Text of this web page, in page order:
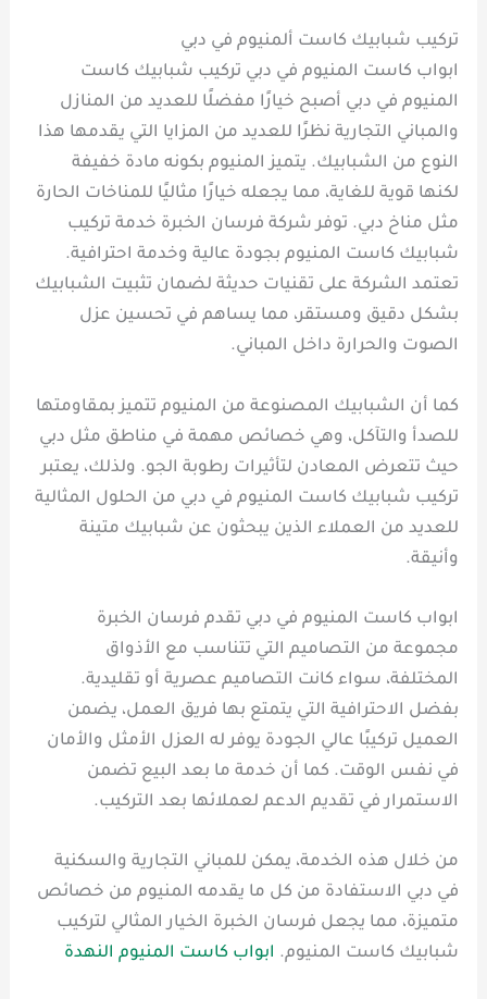
تركيب شبابيك كاست ألمنيوم في دبي
ابواب كاست المنيوم في دبي تركيب شبابيك كاست
المنيوم في دبي أصبح خيارًا مفضلًا للعديد من المنازل
والمباني التجارية نظرًا للعديد من المزايا التي يقدمها هذا
النوع من الشبابيك. يتميز المنيوم بكونه مادة خفيفة
لكنها قوية للغاية، مما يجعله خيارًا مثاليًا للمناخات الحارة
مثل مناخ دبي. توفر شركة فرسان الخبرة خدمة تركيب
شبابيك كاست المنيوم بجودة عالية وخدمة احترافية.
تعتمد الشركة على تقنيات حديثة لضمان تثبيت الشبابيك
بشكل دقيق ومستقر، مما يساهم في تحسين عزل
الصوت والحرارة داخل المباني.
كما أن الشبابيك المصنوعة من المنيوم تتميز بمقاومتها
للصدأ والتآكل، وهي خصائص مهمة في مناطق مثل دبي
حيث تتعرض المعادن لتأثيرات رطوبة الجو. ولذلك، يعتبر
تركيب شبابيك كاست المنيوم في دبي من الحلول المثالية
للعديد من العملاء الذين يبحثون عن شبابيك متينة
وأنيقة.
ابواب كاست المنيوم في دبي تقدم فرسان الخبرة
مجموعة من التصاميم التي تتناسب مع الأذواق
المختلفة، سواء كانت التصاميم عصرية أو تقليدية.
بفضل الاحترافية التي يتمتع بها فريق العمل، يضمن
العميل تركيبًا عالي الجودة يوفر له العزل الأمثل والأمان
في نفس الوقت. كما أن خدمة ما بعد البيع تضمن
الاستمرار في تقديم الدعم لعملائها بعد التركيب.
من خلال هذه الخدمة، يمكن للمباني التجارية والسكنية
في دبي الاستفادة من كل ما يقدمه المنيوم من خصائص
متميزة، مما يجعل فرسان الخبرة الخيار المثالي لتركيب
شبابيك كاست المنيوم. ابواب كاست المنيوم النهدة